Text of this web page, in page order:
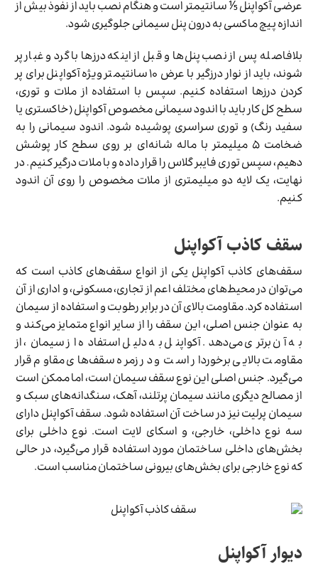
عرضی آکواپنل ⅕ سانتیمتر است و هنگام نصب باید از نفوذ بیش از
اندازه پیچ ماکسی به درون پنل سیمانی جلوگیری شود.
بلافاصله پس از نصب پنل‌ها و قبل از اینکه درزها با گرد و غبار پر
شوند، باید از نوار درزگیر با عرض ۱۰ سانتیمتر ویژه آکواپنل برای پر
کردن درزها استفاده کنیم. سپس با استفاده از ملات و توری،
سطح کل کار باید با اندود سیمانی مخصوص آکواپنل (خاکستری یا
سفید رنگ) و توری سراسری پوشیده شود. اندود سیمانی را به
ضخامت ۵ میلیمتر با ماله شانه‌ای بر روی سطح کار پوشش
دهیم، سپس توری فایبر گلاس را قرار داده و با ملات درگیر کنیم. در
نهایت، یک لایه دو میلیمتری از ملات مخصوص را روی آن اندود
کنیم.
سقف کاذب آکواپنل
سقف‌های کاذب آکواپنل یکی از انواع سقف‌های کاذب است که
می‌توان در محیط‌های مختلف اعم از تجاری، مسکونی، و اداری از آن
استفاده کرد. مقاومت بالای آن در برابر رطوبت و استفاده از سیمان
به عنوان جنس اصلی، این سقف را از سایر انواع متمایز می‌کند و
به آن برتری می‌دهد. آکواپنل به دلیل استفاده از سیمان، از
مقاومت بالایی برخوردار است و در زمره سقف‌های مقاوم قرار
می‌گیرد. جنس اصلی این نوع سقف سیمان است، اما ممکن است
از مصالح دیگری مانند سیمان پرتلند، آهک، سنگدانه‌های سبک و
سیمان پرلیت نیز در ساخت آن استفاده شود. سقف آکواپنل دارای
سه نوع داخلی، خارجی، و اسکای لایت است. نوع داخلی برای
بخش‌های داخلی ساختمان مورد استفاده قرار می‌گیرد، در حالی
که نوع خارجی برای بخش‌های بیرونی ساختمان مناسب است.
دیوار آکواپنل